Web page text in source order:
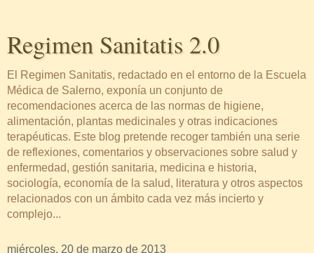
Regimen Sanitatis 2.0
El Regimen Sanitatis, redactado en el entorno de la Escuela
Médica de Salerno, exponía un conjunto de
recomendaciones acerca de las normas de higiene,
alimentación, plantas medicinales y otras indicaciones
terapéuticas. Este blog pretende recoger también una serie
de reflexiones, comentarios y observaciones sobre salud y
enfermedad, gestión sanitaria, medicina e historia,
sociología, economía de la salud, literatura y otros aspectos
relacionados con un ámbito cada vez más incierto y
complejo...
miércoles, 20 de marzo de 2013